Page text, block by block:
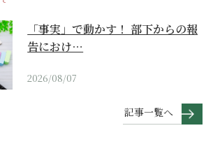
「事実」で動かす！ 部下からの報
告におけ…
2026/08/07
記事一覧へ